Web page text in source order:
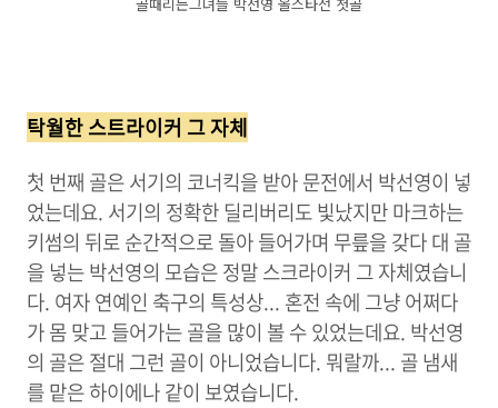
탁월한 스트라이커 그 자체
첫 번째 골은 서기의 코너킥을 받아 문전에서 박선영이 넣
었는데요. 서기의 정확한 딜리버리도 빛났지만 마크하는
키썸의 뒤로 순간적으로 돌아 들어가며 무릎을 갖다 대 골
을 넣는 박선영의 모습은 정말 스크라이커 그 자체였습니
다. 여자 연예인 축구의 특성상... 혼전 속에 그냥 어쩌다
가 몸 맞고 들어가는 골을 많이 볼 수 있었는데요. 박선영
의 골은 절대 그런 골이 아니었습니다. 뭐랄까... 골 냄새
를 맡은 하이에나 같이 보였습니다.